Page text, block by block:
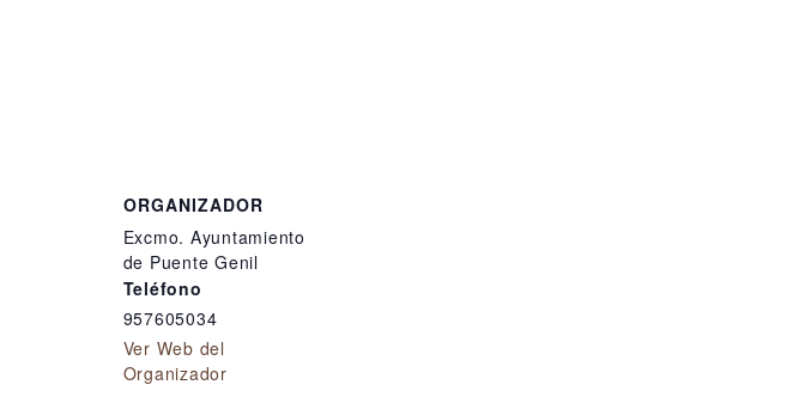
ORGANIZADOR
Excmo. Ayuntamiento
de Puente Genil
Teléfono
957605034
Ver Web del
Organizador